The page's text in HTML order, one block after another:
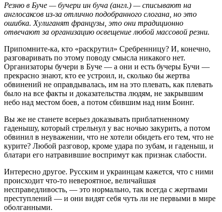
Резню в Буче —бучери ин буча (англ.) — списывают на
англосаксов из-за отлично подобранного слогана, но это
ошибка. Хулиганят французы, это они традиционно
отвечают за организацию освещение любой массовой резни.
Припомните-ка, кто «раскрутил» Сребренницу? И, конечно,
разговаривать по этому поводу смысла никакого нет.
Организаторы бучери в Буче — а они и есть бучеры Бучи —
прекрасно знают, кто ее устроил, и, сколько бы жертва
обвинений не оправдывалась, им на это плевать, как плевать
было на все факты и доказательства людям, не закрывшим
небо над местом боев, а потом сбившим над ним Боинг.
Вы же не станете всерьез доказывать приблатненному
гаденышу, который стрельнул у вас ночью закурить, а потом
обвинил в неуважении, что не хотели обидеть его тем, что не
курите? Любой разговор, кроме удара по зубам, и гаденыш, и
блатари его натравившие воспримут как признак слабости.
Интересно другое. Русским и украинцам кажется, что с ними
происходит что-то невероятное, величайшая
несправедливость, — это нормально, так всегда с жертвами
преступлений — и они видят себя чуть ли не первыми в мире
оболганными.